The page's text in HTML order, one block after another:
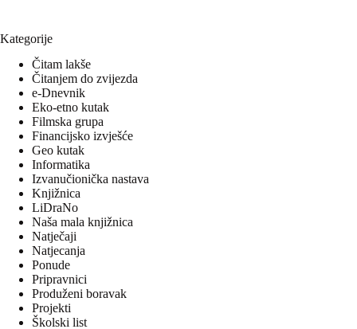
Kategorije
Čitam lakše
Čitanjem do zvijezda
e-Dnevnik
Eko-etno kutak
Filmska grupa
Financijsko izvješće
Geo kutak
Informatika
Izvanučionička nastava
Knjižnica
LiDraNo
Naša mala knjižnica
Natječaji
Natjecanja
Ponude
Pripravnici
Produženi boravak
Projekti
Školski list